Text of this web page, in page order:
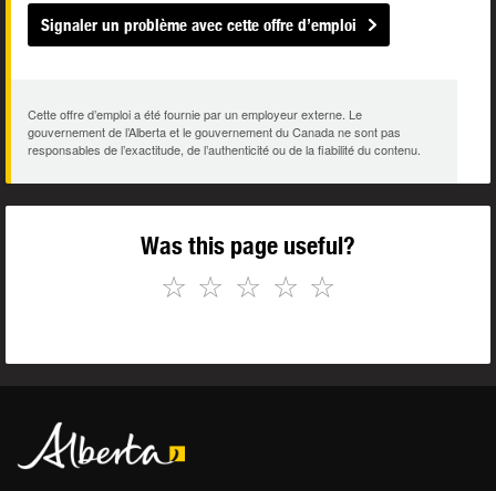
Signaler un problème avec cette offre d’emploi
Cette offre d’emploi a été fournie par un employeur externe. Le
gouvernement de l’Alberta et le gouvernement du Canada ne sont pas
responsables de l’exactitude, de l’authenticité ou de la fiabilité du contenu.
Was this page useful?
☆
☆
☆
☆
☆